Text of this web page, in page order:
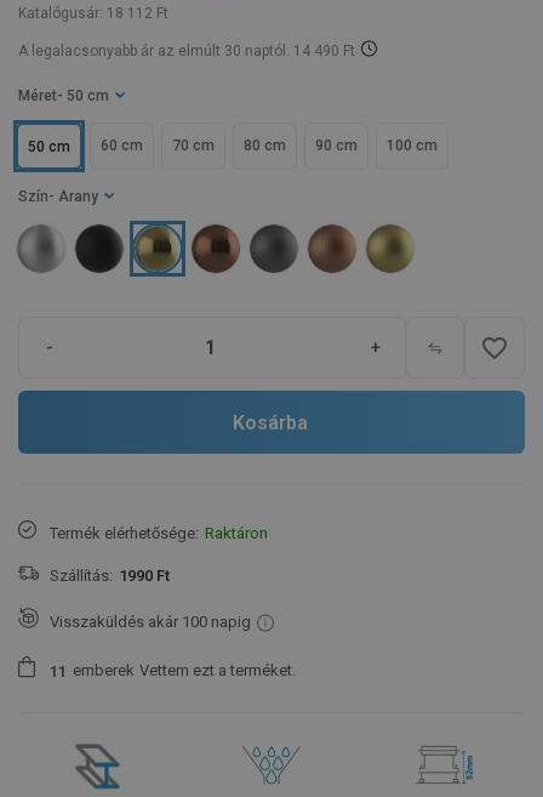
Katalógusár: 18 112 Ft
A legalacsonyabb ár az elmúlt 30 naptól: 14 490 Ft
Méret - 50 cm
50 cm 60 cm 70 cm 80 cm 90 cm 100 cm
Szín - Arany
- + favorite_border
Kosárba
Termék elérhetősége: Raktáron
Szállítás: 1990 Ft
Visszaküldés akár 100 napig
1 1 emberek Vettem ezt a terméket.